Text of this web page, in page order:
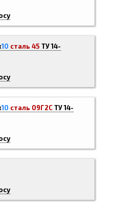
10 сталь 45 ТУ 14-
10 сталь 09Г2СТУ 14-